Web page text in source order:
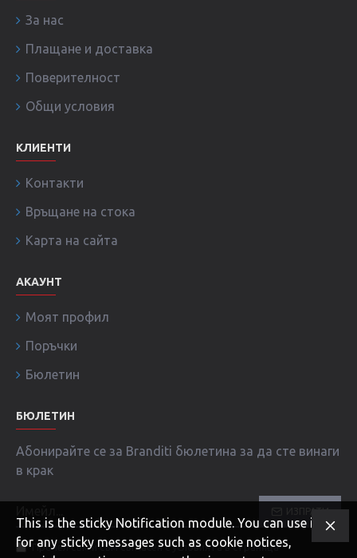
За нас
Плащане и доставка
Поверителност
Общи условия
КЛИЕНТИ
Контакти
Връщане на стока
Карта на сайта
АКАУНТ
Моят профил
Поръчки
Бюлетин
БЮЛЕТИН
Абонирайте се за Branditi бюлетина за да сте винаги
в крак
ИЗПРАТИ
Прочел съм и съм съгласен с условията в страница
This is the sticky Notification module. You can use it
for any sticky messages such as cookie notices,